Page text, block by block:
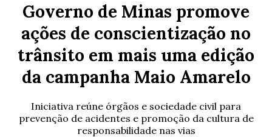
Governo de Minas promove
ações de conscientização no
trânsito em mais uma edição
da campanha Maio Amarelo
Iniciativa reúne órgãos e sociedade civil para
prevenção de acidentes e promoção da cultura de
responsabilidade nas vias